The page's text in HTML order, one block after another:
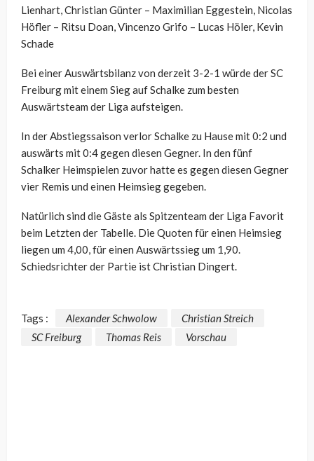
Lienhart, Christian Günter – Maximilian Eggestein, Nicolas
Höfler – Ritsu Doan, Vincenzo Grifo – Lucas Höler, Kevin
Schade
Bei einer Auswärtsbilanz von derzeit 3-2-1 würde der SC
Freiburg mit einem Sieg auf Schalke zum besten
Auswärtsteam der Liga aufsteigen.
In der Abstiegssaison verlor Schalke zu Hause mit 0:2 und
auswärts mit 0:4 gegen diesen Gegner. In den fünf
Schalker Heimspielen zuvor hatte es gegen diesen Gegner
vier Remis und einen Heimsieg gegeben.
Natürlich sind die Gäste als Spitzenteam der Liga Favorit
beim Letzten der Tabelle. Die Quoten für einen Heimsieg
liegen um 4,00, für einen Auswärtssieg um 1,90.
Schiedsrichter der Partie ist Christian Dingert.
Tags : Alexander Schwolow
Christian Streich
SC Freiburg
Thomas Reis Vorschau